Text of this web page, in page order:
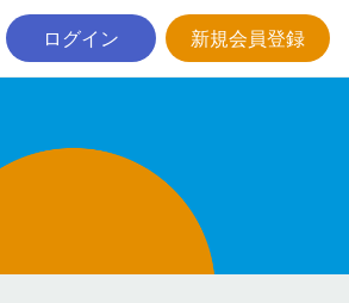
ログイン 新規会員登録